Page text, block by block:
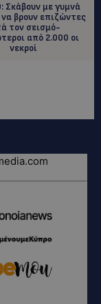
Σκάβουν με γυμνά
να βρουν επιζώντες
τον σεισμό-
από 2.000 οι
νεκροί